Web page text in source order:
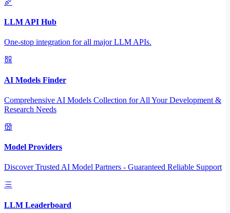
LLM API Hub
One-stop integration for all major LLM APIs.
AI Models Finder
Comprehensive AI Models Collection for All Your Development &
Research Needs
Model Providers
Discover Trusted AI Model Partners - Guaranteed Reliable Support
LLM Leaderboard